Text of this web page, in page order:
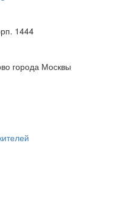
1444
города Москвы